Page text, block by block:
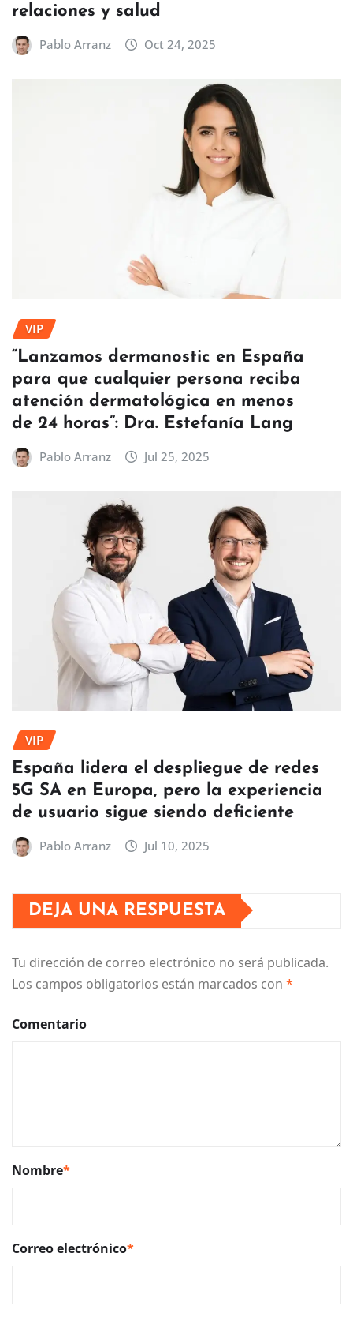
relaciones y salud
Pablo Arranz Oct 24, 2025
VIP
“Lanzamos dermanostic en España
para que cualquier persona reciba
atención dermatológica en menos
de 24 horas”: Dra. Estefanía Lang
Pablo Arranz Jul 25, 2025
VIP
España lidera el despliegue de redes
5G SA en Europa, pero la experiencia
de usuario sigue siendo deficiente
Pablo Arranz Jul 10, 2025
DEJA UNA RESPUESTA
Tu dirección de correo electrónico no será publicada.
Los campos obligatorios están marcados con *
Comentario
Nombre*
Correo electrónico*